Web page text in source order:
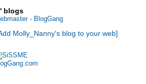
Wild @ Khao Yai with Jeban.com (Day
Talk with SAYAKA @ OLRepublic.com
อชุดของขวัญ Merry Clinique
Skin Retreat” อีกทางเลือกหนึ่ง เพื่อผิวสว
blogs
- BlogGang
Molly_Nanny's blog to your web]